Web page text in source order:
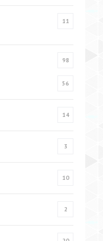
11
98
56
14
3
10
2